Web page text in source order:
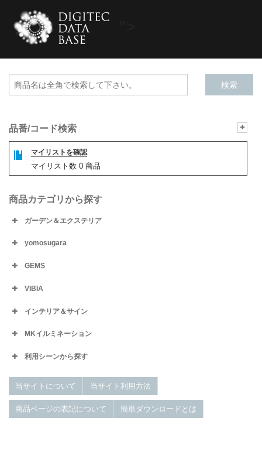
品番/コード検索
マイリストを確認
マイリスト数 0 商品
商品カテゴリから探す
ガーデン＆エクステリア
yomosugara
GEMS
VIBIA
インテリア＆サイン
MKイルミネーション
利用シーンから探す
当サイトについて 当サイト利用方法
商品ページの表記について 簡単ダウンロードとは